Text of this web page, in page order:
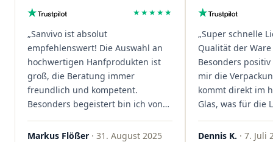
★★★★★
„Sanvivo ist absolut
empfehlenswert! Die Auswahl an
hochwertigen Hanfprodukten ist
groß, die Beratung immer
freundlich und kompetent.
Besonders begeistert bin ich von
der schnellen Rezeptannahme –
alles läuft unkompliziert und
Markus Flößer · 31. August 2025
„Super schnelle
Qualität der
Besonders
mir die
kommt direkt im
Glas, was für die
ist. Ich bestelle
wieder!"
Dennis K. · 7. Juli